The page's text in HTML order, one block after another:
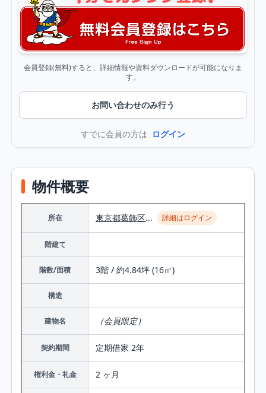
会員登録(無料)すると、詳細情報や資料ダウンロードが可能になりま
す。
お問い合わせのみ行う
すでに会員の方は ログイン
物件概要
所在 東京都葛飾区... 詳細はログイン
階建て
階数/面積 3階 / 約4.84坪 (16㎡)
構造
建物名 （会員限定）
契約期間 定期借家 2年
権利金・礼金 2 ヶ月